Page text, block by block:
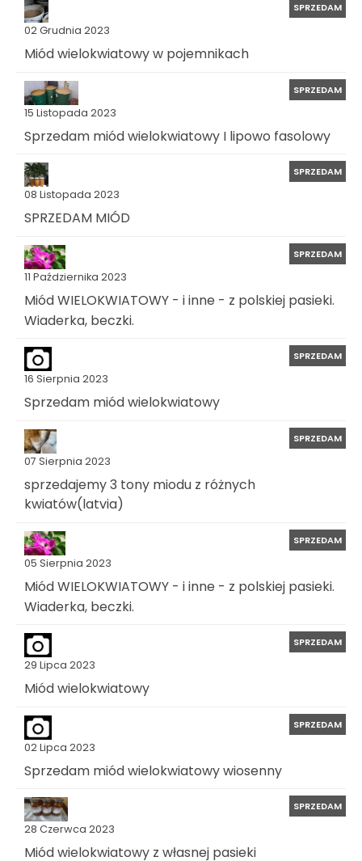
02 Grudnia 2023
SPRZEDAM
Miód wielokwiatowy w pojemnikach
15 Listopada 2023
SPRZEDAM
Sprzedam miód wielokwiatowy I lipowo fasolowy
08 Listopada 2023
SPRZEDAM
SPRZEDAM MIÓD
11 Października 2023
SPRZEDAM
Miód WIELOKWIATOWY - i inne - z polskiej pasieki.
Wiaderka, beczki.
16 Sierpnia 2023
SPRZEDAM
Sprzedam miód wielokwiatowy
07 Sierpnia 2023
SPRZEDAM
sprzedajemy 3 tony miodu z różnych
kwiatów(latvia)
05 Sierpnia 2023
SPRZEDAM
Miód WIELOKWIATOWY - i inne - z polskiej pasieki.
Wiaderka, beczki.
29 Lipca 2023
SPRZEDAM
Miód wielokwiatowy
02 Lipca 2023
SPRZEDAM
Sprzedam miód wielokwiatowy wiosenny
28 Czerwca 2023
SPRZEDAM
Miód wielokwiatowy z własnej pasieki